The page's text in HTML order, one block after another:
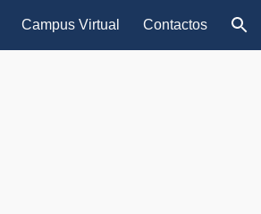
Campus Virtual Contactos